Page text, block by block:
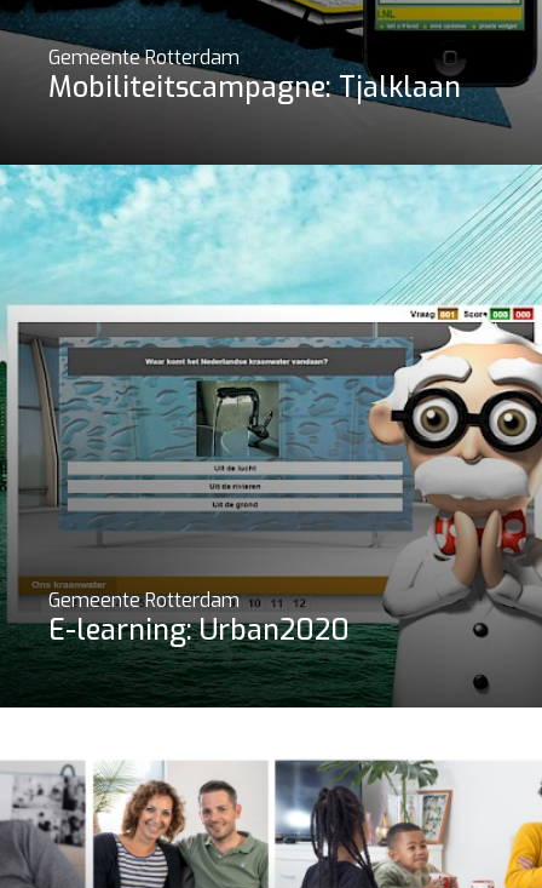
Gemeente Rotterdam
Mobiliteitscampagne: Tjalklaan
Gemeente Rotterdam
E-learning: Urban2020